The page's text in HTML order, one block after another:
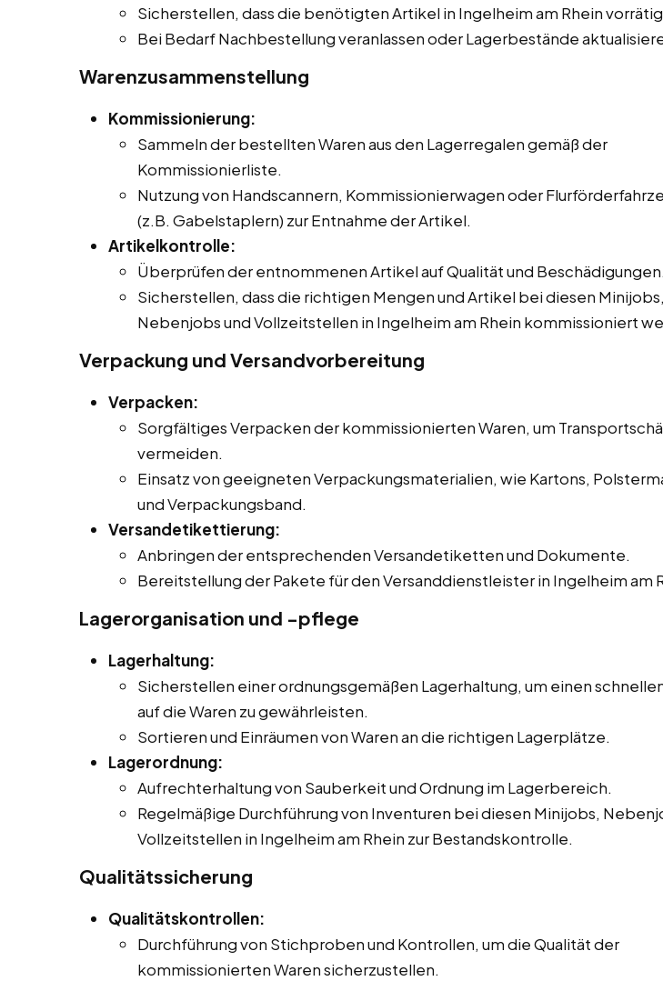
Sicherstellen, dass die benötigten Artikel in Ingelheim am Rhein
Bei Bedarf Nachbestellung veranlassen oder Lagerbestände
Warenzusammenstellung
Kommissionierung:
Sammeln der bestellten Waren aus den Lagerregalen gemäß der
Kommissionierliste.
Nutzung von Handscannern, Kommissionierwagen oder
(z.B. Gabelstaplern) zur Entnahme der Artikel.
Artikelkontrolle:
Überprüfen der entnommenen Artikel auf Qualität und Beschädigungen.
Sicherstellen, dass die richtigen Mengen und Artikel bei diesen Minijobs,
Nebenjobs und Vollzeitstellen in Ingelheim am Rhein kommissioniert
Verpackung und Versandvorbereitung
Verpacken:
Sorgfältiges Verpacken der kommissionierten Waren, um
vermeiden.
Einsatz von geeigneten Verpackungsmaterialien, wie Kartons,
und Verpackungsband.
Versandetikettierung:
Anbringen der entsprechenden Versandetiketten und Dokumente.
Bereitstellung der Pakete für den Versanddienstleister in Ingelheim am
Lagerorganisation und -pflege
Lagerhaltung:
Sicherstellen einer ordnungsgemäßen Lagerhaltung, um einen
auf die Waren zu gewährleisten.
Sortieren und Einräumen von Waren an die richtigen Lagerplätze.
Lagerordnung:
Aufrechterhaltung von Sauberkeit und Ordnung im Lagerbereich.
Regelmäßige Durchführung von Inventuren bei diesen Minijobs,
Vollzeitstellen in Ingelheim am Rhein zur Bestandskontrolle.
Qualitätssicherung
Qualitätskontrollen:
Durchführung von Stichproben und Kontrollen, um die Qualität der
kommissionierten Waren sicherzustellen.